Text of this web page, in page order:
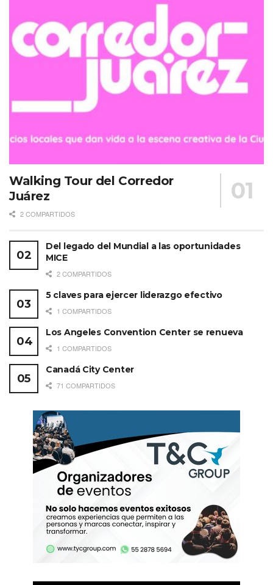
Walking Tour del Corredor
Juárez
2 COMPARTIDOS
Del legado del Mundial a las oportunidades
MICE
2 COMPARTIDOS
5 claves para ejercer liderazgo efectivo
1 COMPARTIDOS
Los Angeles Convention Center se renueva
1 COMPARTIDOS
Canadá City Center
71 COMPARTIDOS